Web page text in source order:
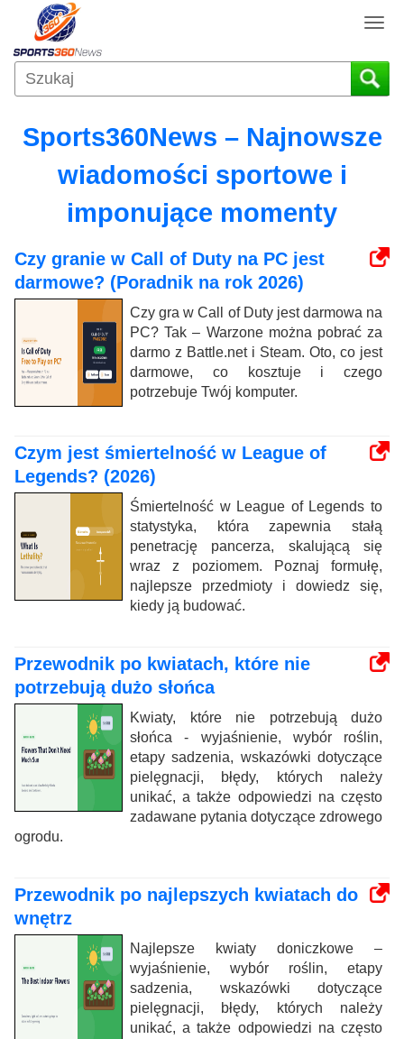
T
g
g
n
t
n
Sports360News – Najnowsze
wiadomości sportowe i
imponujące momenty
Czy granie w Call of Duty na PC jest
darmowe? (Poradnik na rok 2026)
Czy gra w Call of Duty jest darmowa na
PC? Tak – Warzone można pobrać za
darmo z Battle.net i Steam. Oto, co jest
darmowe, co kosztuje i czego
potrzebuje Twój komputer.
Czym jest śmiertelność w League of
Legends? (2026)
Śmiertelność w League of Legends to
statystyka, która zapewnia stałą
penetrację pancerza, skalującą się
wraz z poziomem. Poznaj formułę,
najlepsze przedmioty i dowiedz się,
kiedy ją budować.
Przewodnik po kwiatach, które nie
potrzebują dużo słońca
Kwiaty, które nie potrzebują dużo
słońca - wyjaśnienie, wybór roślin,
etapy sadzenia, wskazówki dotyczące
pielęgnacji, błędy, których należy
unikać, a także odpowiedzi na często
zadawane pytania dotyczące zdrowego
ogrodu.
Przewodnik po najlepszych kwiatach do
wnętrz
Najlepsze kwiaty doniczkowe –
wyjaśnienie, wybór roślin, etapy
sadzenia, wskazówki dotyczące
pielęgnacji, błędy, których należy
unikać, a także odpowiedzi na często